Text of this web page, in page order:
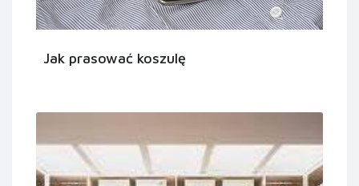
Jak prasować koszulę